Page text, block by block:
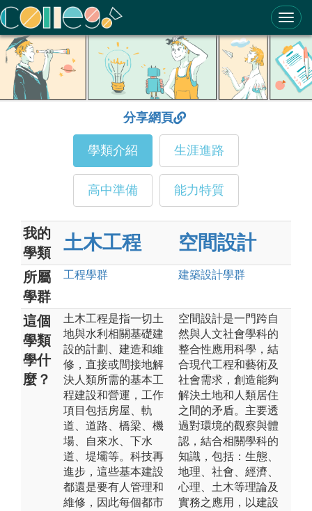
ColleGo! 大學選才與高中育才輔助系統
分享網頁
學類介紹 生涯進路
高中準備 能力特質
我的
學類
土木工程 空間設計
所屬
學群
工程學群 建築設計學群
這個
學類
學什
麼？
土木工程是指一切土
地與水利相關基礎建
設的計劃、建造和維
修，直接或間接地解
決人類所需的基本工
程建設和營運，工作
項目包括房屋、軌
道、道路、橋梁、機
場、自來水、下水
道、堤壩等。科技再
進步，這些基本建設
都還是要有人管理和
維修，因此每個都市
空間設計是一門跨自
然與人文社會學科的
整合性應用科學，結
合現代工程和藝術及
社會需求，創造能夠
解決土地和人類居住
之間的矛盾。主要透
過對環境的觀察與體
認，結合相關學科的
知識，包括：生態、
地理、社會、經濟、
心理、土木等理論及
實務之應用，以建設